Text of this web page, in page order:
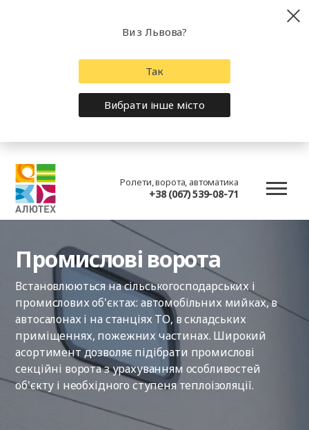
Ролети, ворота, автоматика
+38 (067) 539-08-71
Промислові ворота
Встановлюються на сільськогосподарських і
промислових об'єктах: автомобільних мийках, в
автосалонах і на станціях ТО, в складських
приміщеннях, пожежних частинах. Широкий
асортимент дозволяє підібрати промислові
секційні ворота з урахуванням особливостей
об'єкту і необхідного ступеня теплоізоляції.
Ви з Львова?
Так
Вибрати інше місто